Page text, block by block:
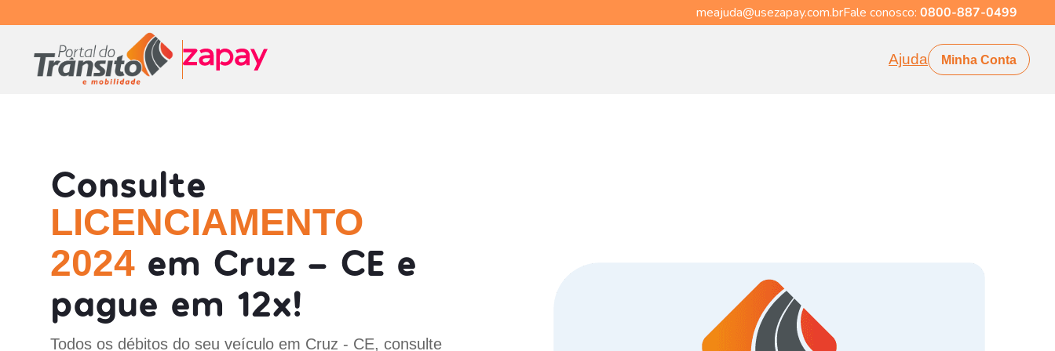
meajuda@usezapay.com.brFale conosco: 0800-887-0499
Ajuda Minha Conta
Consulte
LICENCIAMENTO
2024 em Cruz - CE e
pague em 12x!
Todos os débitos do seu veículo em Cruz - CE, consulte